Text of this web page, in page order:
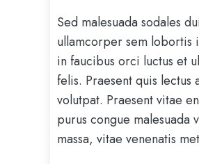
Sed malesuada sodales
ullamcorper sem lobortis
in faucibus orci luctus et
felis. Praesent quis
volutpat. Praesent vitae
purus congue
massa, vitae venenatis